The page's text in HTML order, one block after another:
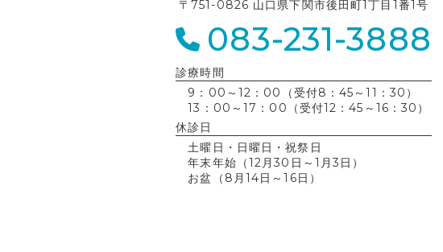
〒751-0826 山口県下関市後田町1丁目1番1号
083-231-3888
診療時間
9：00～12：00（受付8：45～11：30）
13：00～17：00（受付12：45～16：30）
休診日
土曜日・日曜日・祝祭日
年末年始（12月30日～1月3日）
お盆（8月14日～16日）